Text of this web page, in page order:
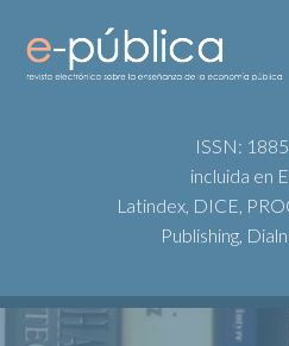
ISSN:
incluida en
Latindex, DICE,
Publishing,